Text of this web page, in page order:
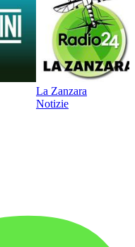
La Zanzara
Notizie